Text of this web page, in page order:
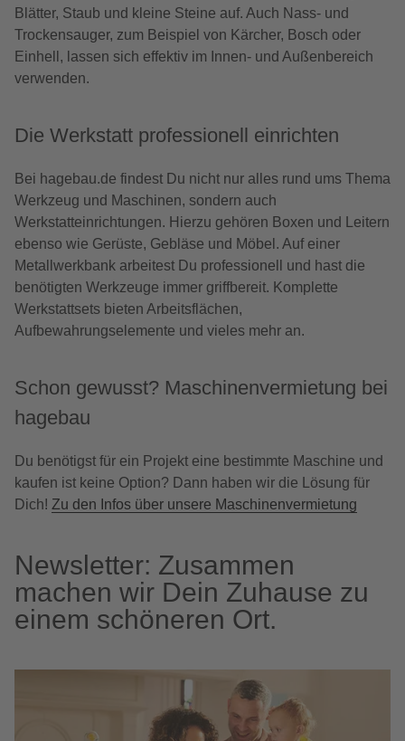
Blätter, Staub und kleine Steine auf. Auch Nass- und
Trockensauger, zum Beispiel von Kärcher, Bosch oder
Einhell, lassen sich effektiv im Innen- und Außenbereich
verwenden.
Die Werkstatt professionell einrichten
Bei hagebau.de findest Du nicht nur alles rund ums Thema
Werkzeug und Maschinen, sondern auch
Werkstatteinrichtungen. Hierzu gehören Boxen und Leitern
ebenso wie Gerüste, Gebläse und Möbel. Auf einer
Metallwerkbank arbeitest Du professionell und hast die
benötigten Werkzeuge immer griffbereit. Komplette
Werkstattsets bieten Arbeitsflächen,
Aufbewahrungselemente und vieles mehr an.
Schon gewusst? Maschinenvermietung bei
hagebau
Du benötigst für ein Projekt eine bestimmte Maschine und
kaufen ist keine Option? Dann haben wir die Lösung für
Dich! Zu den Infos über unsere Maschinenvermietung
Newsletter: Zusammen
machen wir Dein Zuhause zu
einem schöneren Ort.